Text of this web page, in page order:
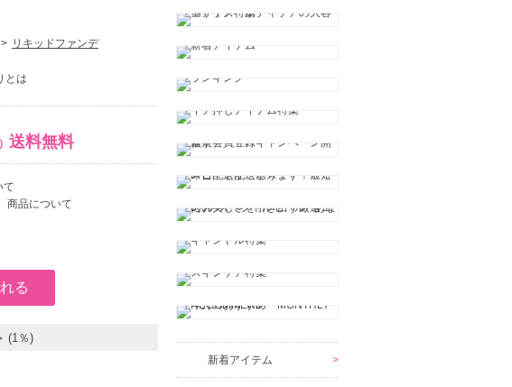
リキッドファンデ
とは
送料無料
て
商品について
(1％)
新着アイテム